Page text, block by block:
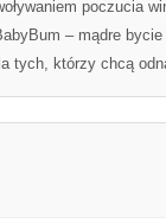
poczucia
– mądre bycie
tych, którzy chcą